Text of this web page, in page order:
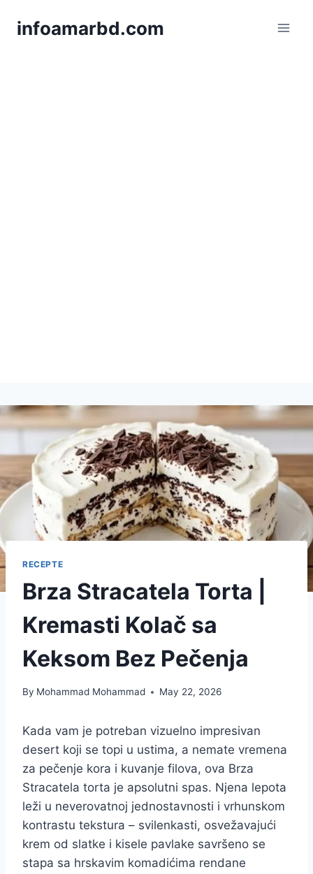
infoamarbd.com
RECEPTE
Brza Stracatela Torta |
Kremasti Kolač sa
Keksom Bez Pečenja
By Mohammad Mohammad May 22, 2026
Kada vam je potreban vizuelno impresivan
desert koji se topi u ustima, a nemate vremena
za pečenje kora i kuvanje filova, ova Brza
Stracatela torta je apsolutni spas. Njena lepota
leži u neverovatnoj jednostavnosti i vrhunskom
kontrastu tekstura – svilenkasti, osvežavajući
krem od slatke i kisele pavlake savršeno se
stapa sa hrskavim komadićima rendane